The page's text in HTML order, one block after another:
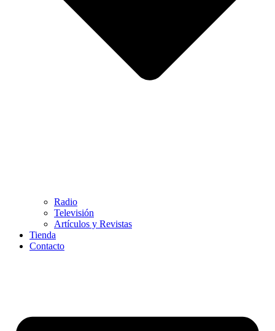
Radio
Televisión
Artículos y Revistas
Tienda
Contacto